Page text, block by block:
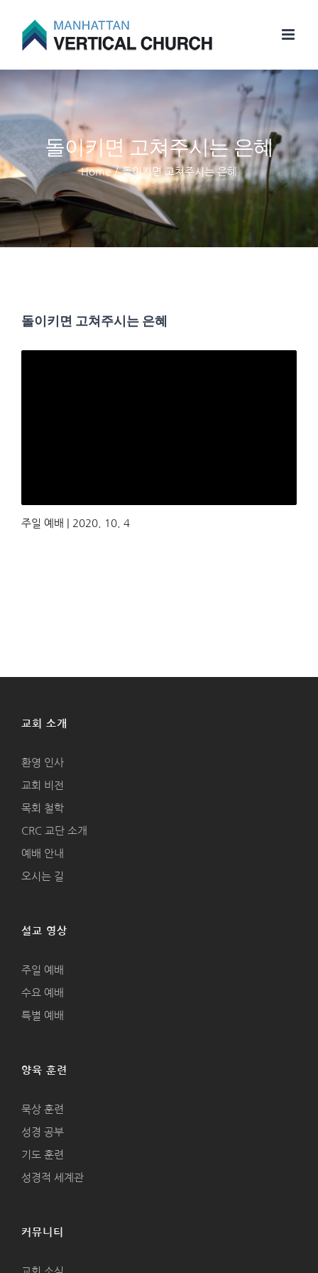
돌이키면 고쳐주시는 은혜
Home / 돌이키면 고쳐주시는 은혜
돌이키면 고쳐주시는 은혜
주일 예배 | 2020. 10. 4
교회 소개
환영 인사
교회 비전
목회 철학
CRC 교단 소개
예배 안내
오시는 길
설교 영상
주일 예배
수요 예배
특별 예배
양육 훈련
묵상 훈련
성경 공부
기도 훈련
성경적 세계관
커뮤니티